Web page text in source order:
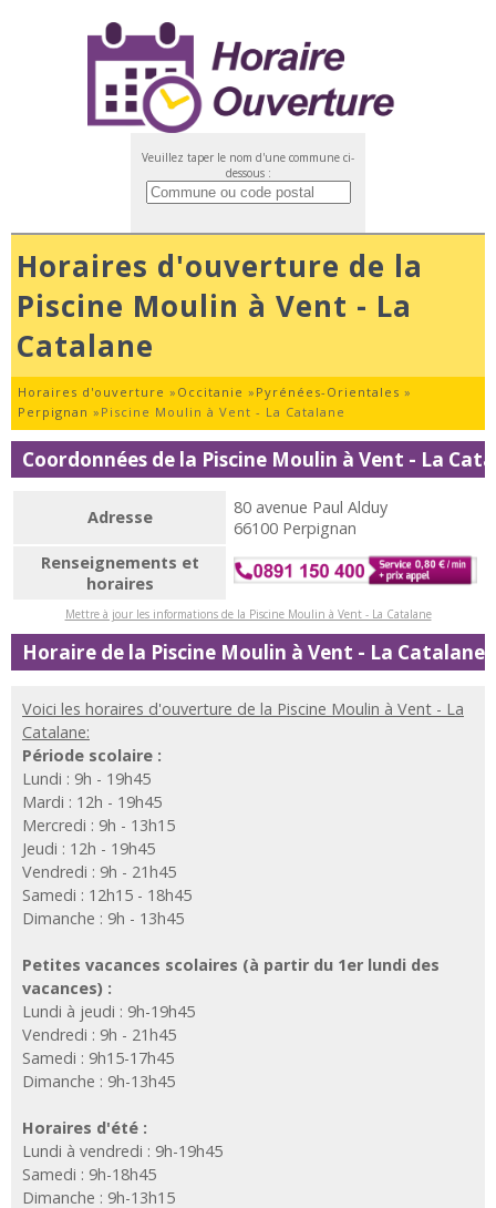
Veuillez taper le nom d'une commune ci-
dessous :
Horaires d'ouverture de la
Piscine Moulin à Vent - La
Catalane
Horaires d'ouverture » Occitanie » Pyrénées-Orientales »
Perpignan » Piscine Moulin à Vent - La Catalane
Coordonnées de la Piscine Moulin à Vent - La
Adresse
80 avenue Paul Alduy
66100 Perpignan
Renseignements et
horaires
Mettre à jour les informations de la Piscine Moulin à Vent - La Catalane
Horaire de la Piscine Moulin à Vent - La Catalane
Voici les horaires d'ouverture de la Piscine Moulin à Vent - La
Catalane:
Période scolaire :
Lundi : 9h - 19h45
Mardi : 12h - 19h45
Mercredi : 9h - 13h15
Jeudi : 12h - 19h45
Vendredi : 9h - 21h45
Samedi : 12h15 - 18h45
Dimanche : 9h - 13h45
Petites vacances scolaires (à partir du 1er lundi des
vacances) :
Lundi à jeudi : 9h-19h45
Vendredi : 9h - 21h45
Samedi : 9h15-17h45
Dimanche : 9h-13h45
Horaires d'été :
Lundi à vendredi : 9h-19h45
Samedi : 9h-18h45
Dimanche : 9h-13h15